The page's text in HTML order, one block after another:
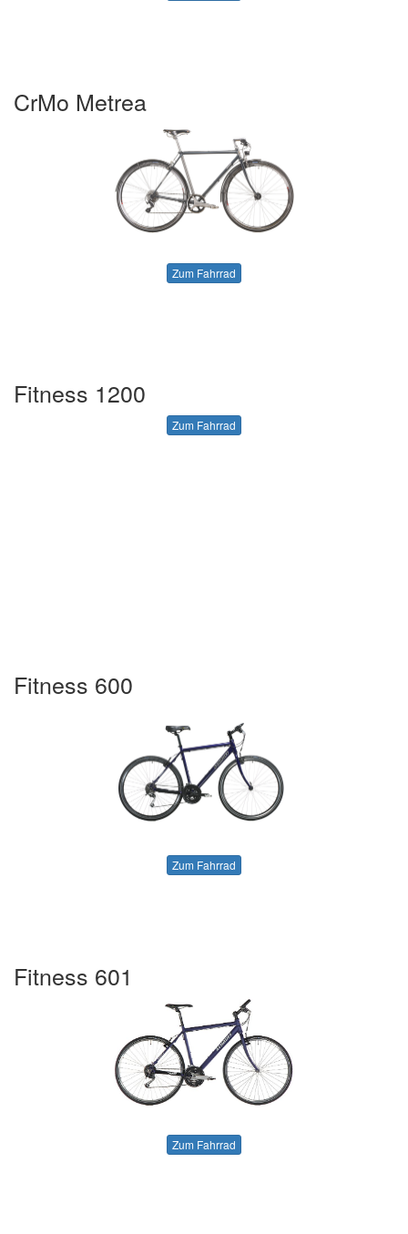
CrMo Metrea
Zum Fahrrad
Fitness 1200
Zum Fahrrad
Fitness 600
Zum Fahrrad
Fitness 601
Zum Fahrrad